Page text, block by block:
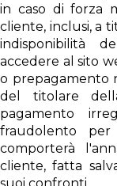
in caso di forza
cliente, inclusi, a
indisponibilità
accedere al sito
o prepagamento
del titolare
pagamento
fraudolento
comporterà
cliente, fatta